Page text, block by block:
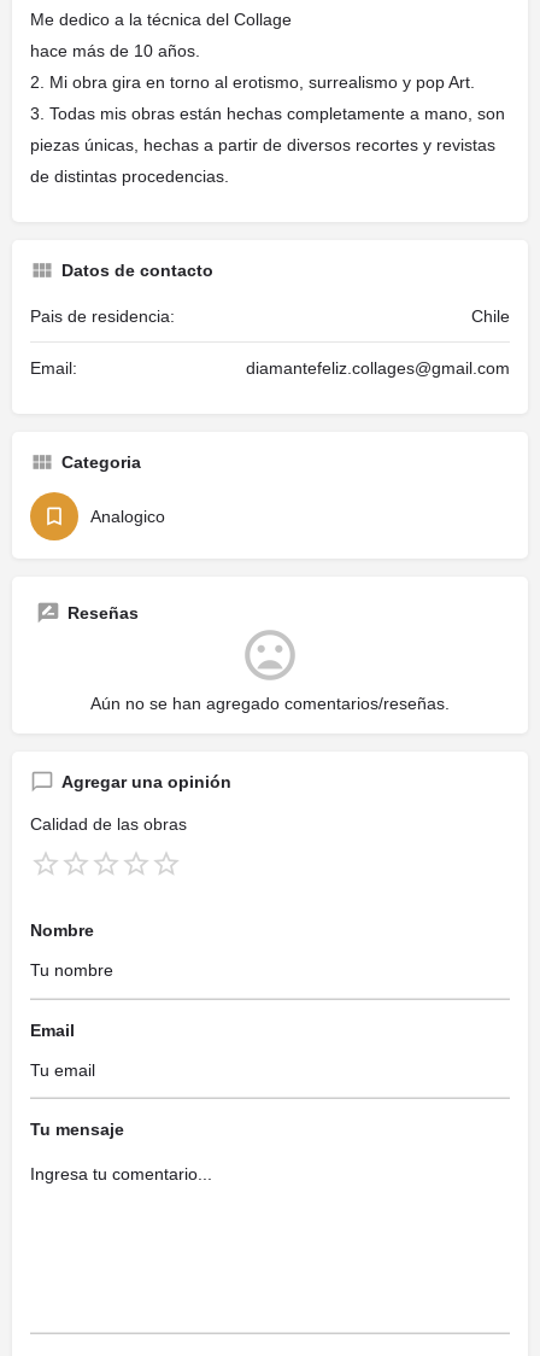
Me dedico a la técnica del Collage
hace más de 10 años.
Mi obra gira en torno al erotismo, surrealismo y pop Art.
Todas mis obras están hechas completamente a mano, son
piezas únicas, hechas a partir de diversos recortes y revistas
de distintas procedencias.
Datos de contacto
Pais de residencia: Chile
Email: diamantefeliz.collages@gmail.com
Categoria
Analogico
Reseñas
Aún no se han agregado comentarios/reseñas.
Agregar una opinión
Calidad de las obras
Nombre
Email
Tu mensaje